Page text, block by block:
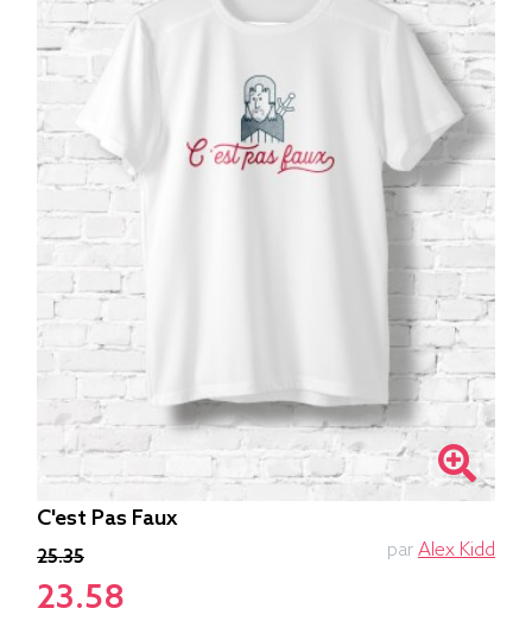
C'est Pas Faux
25.35
23.58
par Alex Kidd